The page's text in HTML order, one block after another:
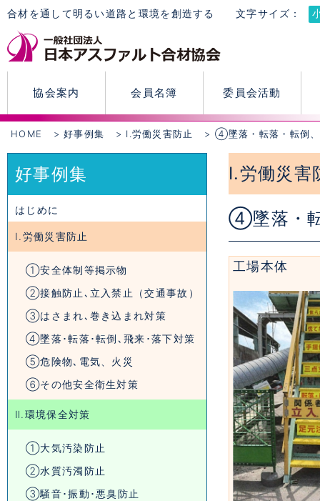
合材を通して明るい道路と環境を創造する 文字サイズ：
協会案内 会員名簿 委員会活動
HOME 好事例集 Ⅰ.労働災害防止 ④墜落・転落・転倒
好事例集
はじめに
Ⅰ.労働災害防止
①安全体制等掲示物
②接触防止､立入禁止（交通事故）
③はさまれ､巻き込まれ対策
④墜落･転落･転倒､飛来･落下対策
⑤危険物､電気、火災
⑥その他安全衛生対策
Ⅱ.環境保全対策
①大気汚染防止
②水質汚濁防止
③騒音･振動･悪臭防止
Ⅰ.労働災害
④墜落・
工場本体